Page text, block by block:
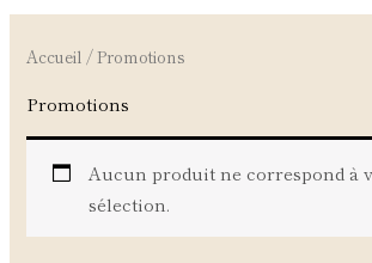
Accueil / Promotions
Promotions
Aucun produit ne correspond à
sélection.